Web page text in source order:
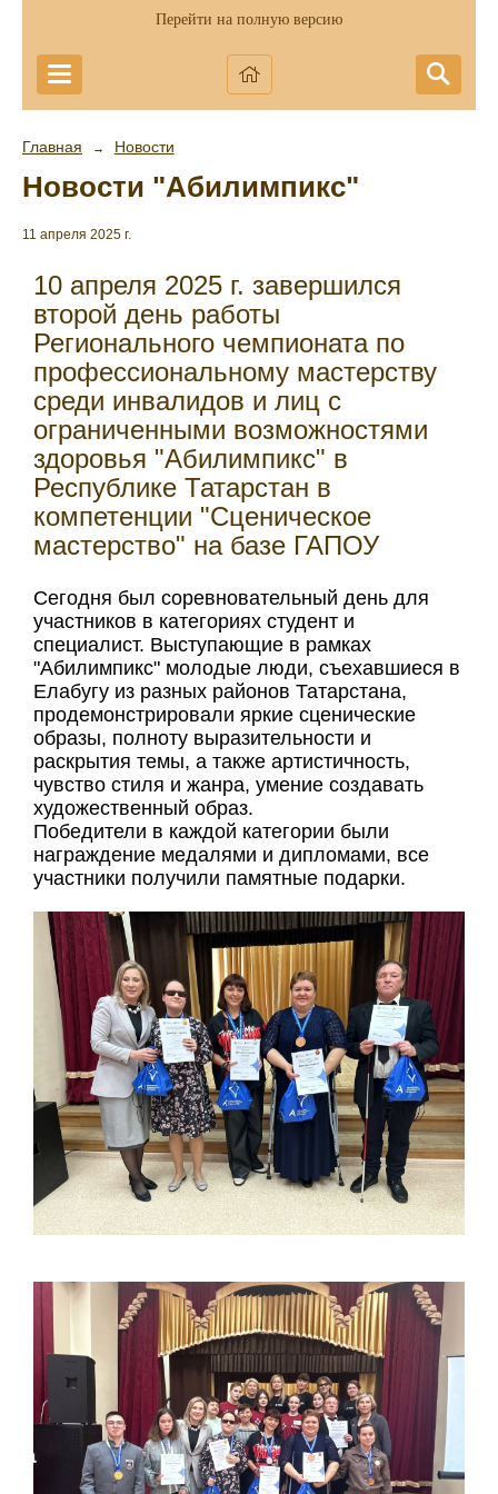
Перейти на полную версию
Главная → Новости
Новости "Абилимпикс"
11 апреля 2025 г.
10 апреля 2025 г. завершился
второй день работы
Регионального чемпионата по
профессиональному мастерству
среди инвалидов и лиц с
ограниченными возможностями
здоровья "Абилимпикс" в
Республике Татарстан в
компетенции "Сценическое
мастерство" на базе ГАПОУ
Сегодня был соревновательный день для
участников в категориях студент и
специалист. Выступающие в рамках
"Абилимпикс" молодые люди, съехавшиеся в
Елабугу из разных районов Татарстана,
продемонстрировали яркие сценические
образы, полноту выразительности и
раскрытия темы, а также артистичность,
чувство стиля и жанра, умение создавать
художественный образ.
Победители в каждой категории были
награждение медалями и дипломами, все
участники получили памятные подарки.